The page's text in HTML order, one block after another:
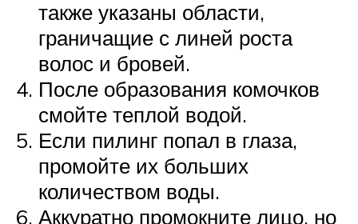
также указаны области,
граничащие с линей роста
волос и бровей.
После образования комочков
смойте теплой водой.
Если пилинг попал в глаза,
промойте их больших
количеством воды.
Аккуратно промокните лицо, но